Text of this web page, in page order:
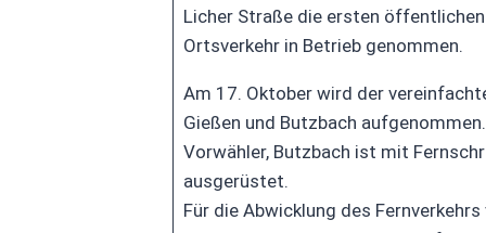
Licher Straße die ersten
Ortsverkehr in Betrieb genommen.
Am 17. Oktober wird der
Gießen und Butzbach
Vorwähler, Butzbach ist mit
ausgerüstet.
Für die Abwicklung des